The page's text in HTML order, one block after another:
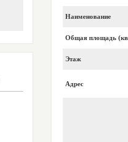
Наименование
Общая площадь
Этаж
Адрес